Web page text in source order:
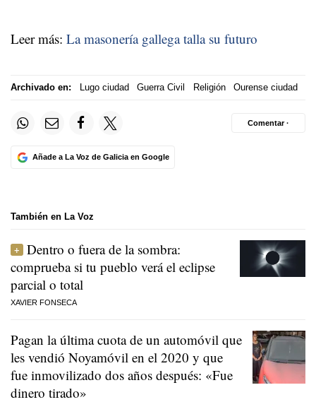
Leer más: La masonería gallega talla su futuro
Archivado en: Lugo ciudad Guerra Civil Religión Ourense ciudad
Añade a La Voz de Galicia en Google
Comentar ·
También en La Voz
Dentro o fuera de la sombra:
comprueba si tu pueblo verá el eclipse
parcial o total
XAVIER FONSECA
Pagan la última cuota de un automóvil que
les vendió Noyamóvil en el 2020 y que
fue inmovilizado dos años después: «Fue
dinero tirado»